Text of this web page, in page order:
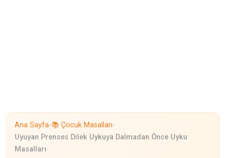
Ana Sayfa›📚 Çocuk Masalları›
Uyuyan Prenses Dilek Uykuya Dalmadan Önce Uyku
Masalları